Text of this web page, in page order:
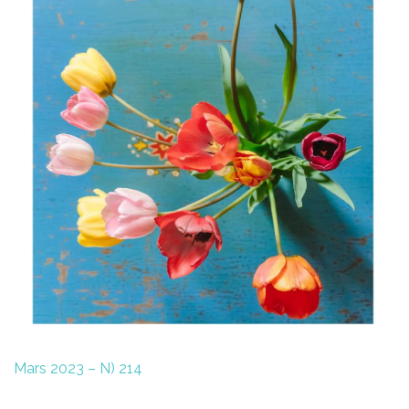
Mars 2023 – N) 214